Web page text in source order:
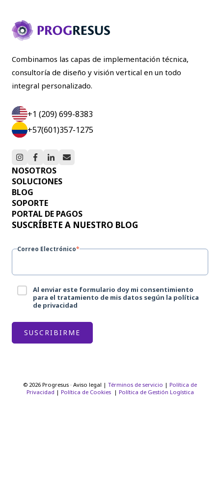
Combinamos las capas de implementación técnica,
consultoría de diseño y visión vertical en un todo
integral personalizado.
+1 (209) 699-8383
+57(601)357-1275
NOSOTROS
SOLUCIONES
BLOG
SOPORTE
PORTAL DE PAGOS
SUSCRÍBETE A NUESTRO BLOG
Correo Electrónico*
Al enviar este formulario doy mi consentimiento
para el tratamiento de mis datos según la política
de privacidad
© 2026 Progresus · Aviso legal | Términos de servicio | Política de
Privacidad | Política de Cookies| Política de Gestión Logística